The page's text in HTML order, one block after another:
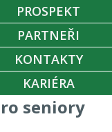
PROSPEKT
PARTNEŘI
KONTAKTY
KARIÉRA
seniory